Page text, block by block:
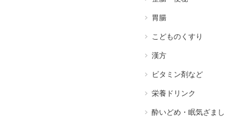
胃腸
こどものくすり
漢方
ビタミン剤など
栄養ドリンク
酔いどめ・眠気ざまし